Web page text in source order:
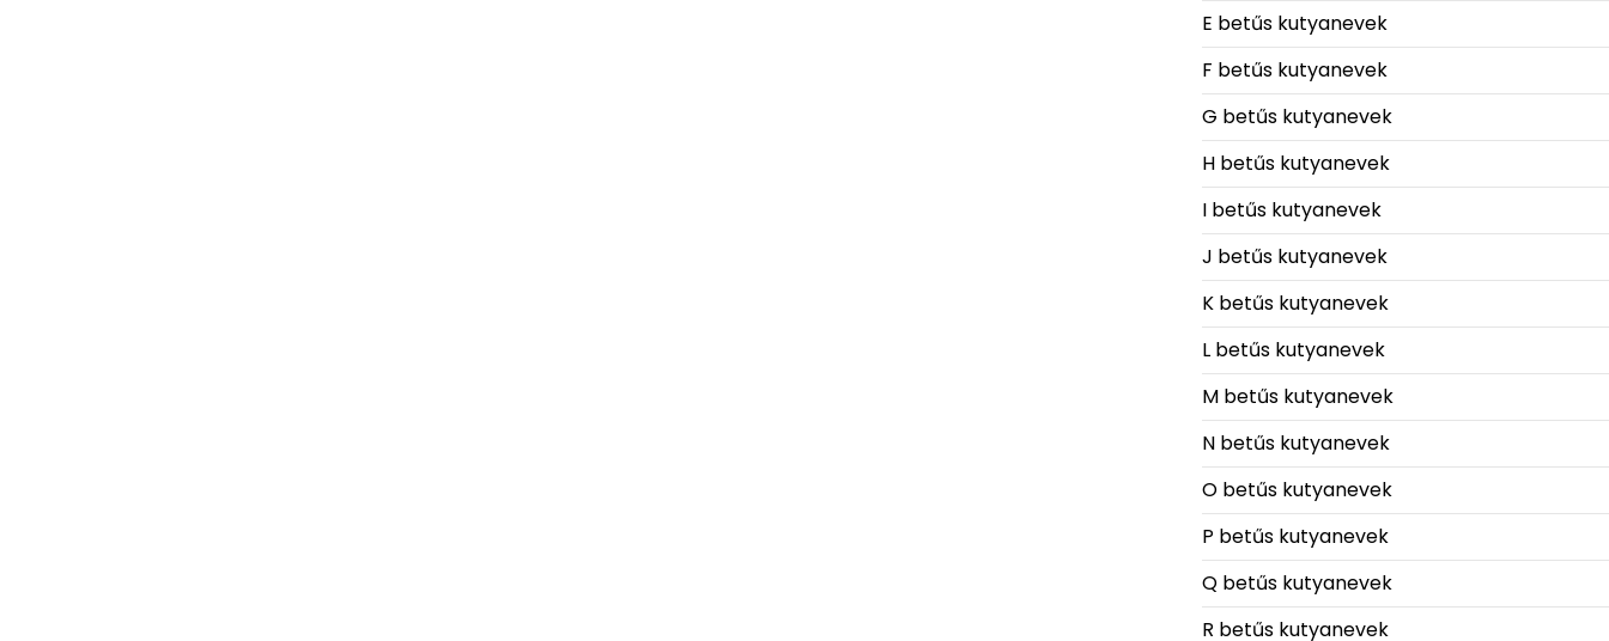
E betűs kutyanevek
F betűs kutyanevek
G betűs kutyanevek
H betűs kutyanevek
I betűs kutyanevek
J betűs kutyanevek
K betűs kutyanevek
L betűs kutyanevek
M betűs kutyanevek
N betűs kutyanevek
O betűs kutyanevek
P betűs kutyanevek
Q betűs kutyanevek
R betűs kutyanevek